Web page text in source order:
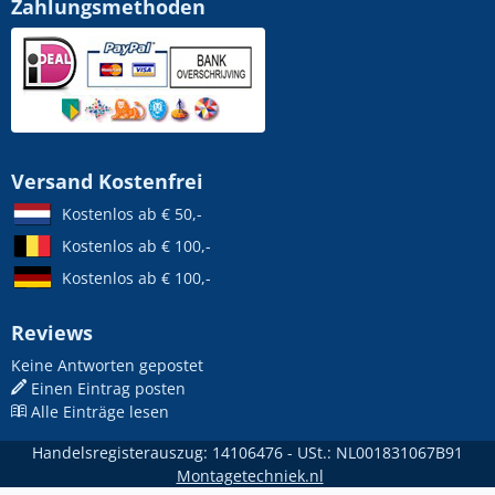
Zahlungsmethoden
Versand Kostenfrei
Kostenlos ab € 50,-
Kostenlos ab € 100,-
Kostenlos ab € 100,-
Reviews
Keine Antworten gepostet
Einen Eintrag posten
Alle Einträge lesen
Handelsregisterauszug: 14106476 - USt.: NL001831067B91
Montagetechniek.nl